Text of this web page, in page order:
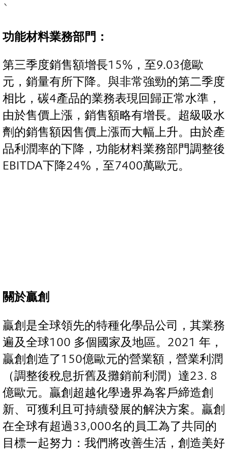
`
功能材料業務部門：
第三季度銷售額增長15%，至9.03億歐
元，銷量有所下降。與非常強勁的第二季度
相比，碳4產品的業務表現回歸正常水準，
由於售價上漲，銷售額略有增長。超級吸水
劑的銷售額因售價上漲而大幅上升。由於產
品利潤率的下降，功能材料業務部門調整後
EBITDA下降24%，至7400萬歐元。
關於贏創
贏創是全球領先的特種化學品公司，其業務
遍及全球100 多個國家及地區。2021 年，
贏創創造了150億歐元的營業額，營業利潤
（調整後稅息折舊及攤銷前利潤）達23. 8
億歐元。贏創超越化學邊界為客戶締造創
新、可獲利且可持續發展的解決方案。贏創
在全球有超過33,000名的員工為了共同的
目標一起努力：我們將改善生活，創造美好